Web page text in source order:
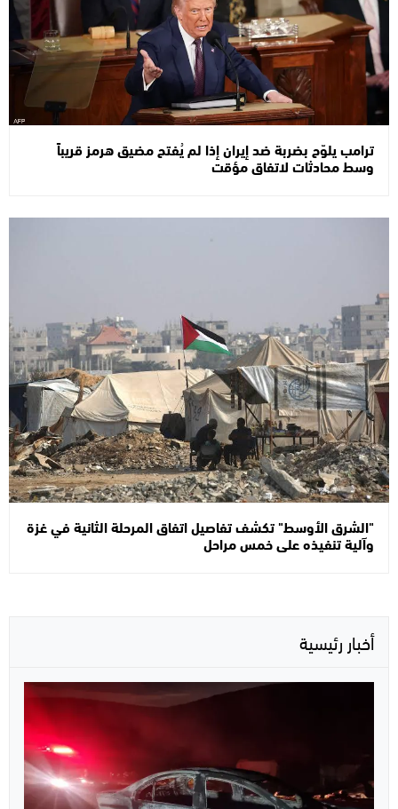
ترامب يلوّح بضربة ضد إيران إذا لم يُفتح مضيق هرمز قريباً
وسط محادثات لاتفاق مؤقت
"الشرق الأوسط" تكشف تفاصيل اتفاق المرحلة الثانية في غزة
وآلية تنفيذه على خمس مراحل
أخبار رئيسية